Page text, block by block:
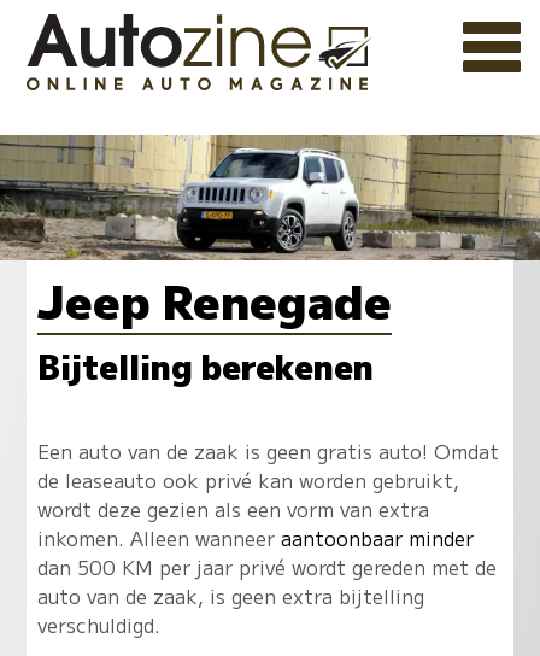
Jeep Renegade
Bijtelling berekenen
Een auto van de zaak is geen gratis auto! Omdat
de leaseauto ook privé kan worden gebruikt,
wordt deze gezien als een vorm van extra
inkomen. Alleen wanneer aantoonbaar minder
dan 500 KM per jaar privé wordt gereden met de
auto van de zaak, is geen extra bijtelling
verschuldigd.